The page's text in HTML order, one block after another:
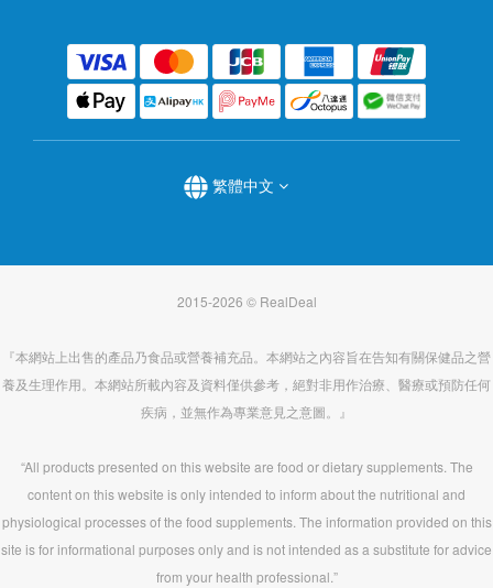
繁體中文
2015-2026 © RealDeal
『本網站上出售的產品乃食品或營養補充品。本網站之內容旨在告知有關保健品之營
養及生理作用。本網站所載內容及資料僅供參考，絕對非用作治療、醫療或預防任何
疾病，並無作為專業意見之意圖。』
“All products presented on this website are food or dietary supplements. The
content on this website is only intended to inform about the nutritional and
physiological processes of the food supplements. The information provided on this
site is for informational purposes only and is not intended as a substitute for advice
from your health professional.”